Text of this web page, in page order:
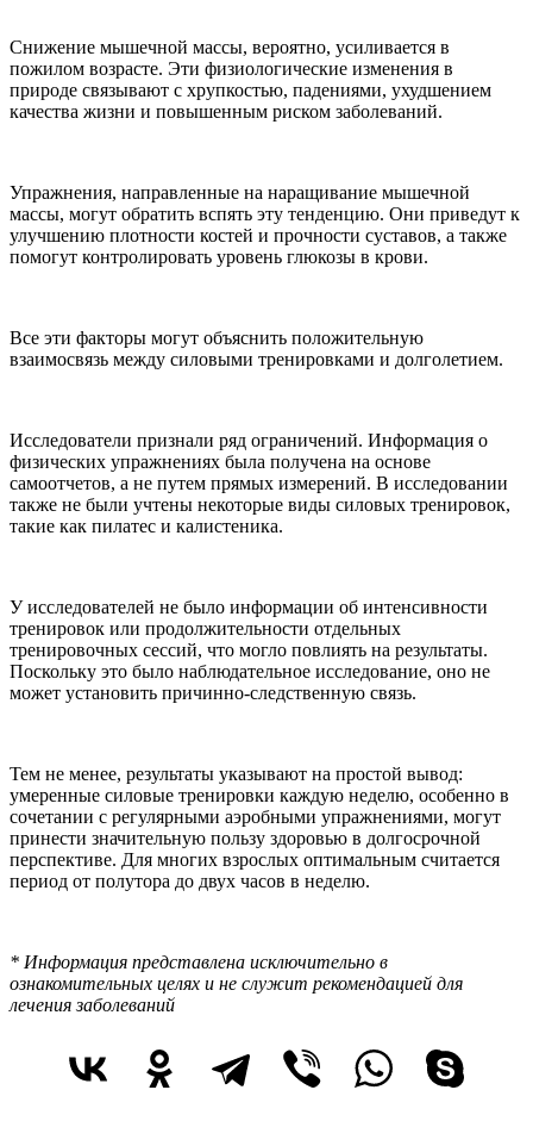
Снижение мышечной массы, вероятно, усиливается в
пожилом возрасте. Эти физиологические изменения в
природе связывают с хрупкостью, падениями, ухудшением
качества жизни и повышенным риском заболеваний.
Упражнения, направленные на наращивание мышечной
массы, могут обратить вспять эту тенденцию. Они приведут к
улучшению плотности костей и прочности суставов, а также
помогут контролировать уровень глюкозы в крови.
Все эти факторы могут объяснить положительную
взаимосвязь между силовыми тренировками и долголетием.
Исследователи признали ряд ограничений. Информация о
физических упражнениях была получена на основе
самоотчетов, а не путем прямых измерений. В исследовании
также не были учтены некоторые виды силовых тренировок,
такие как пилатес и калистеника.
У исследователей не было информации об интенсивности
тренировок или продолжительности отдельных
тренировочных сессий, что могло повлиять на результаты.
Поскольку это было наблюдательное исследование, оно не
может установить причинно-следственную связь.
Тем не менее, результаты указывают на простой вывод:
умеренные силовые тренировки каждую неделю, особенно в
сочетании с регулярными аэробными упражнениями, могут
принести значительную пользу здоровью в долгосрочной
перспективе. Для многих взрослых оптимальным считается
период от полутора до двух часов в неделю.
* Информация представлена исключительно в
ознакомительных целях и не служит рекомендацией для
лечения заболеваний